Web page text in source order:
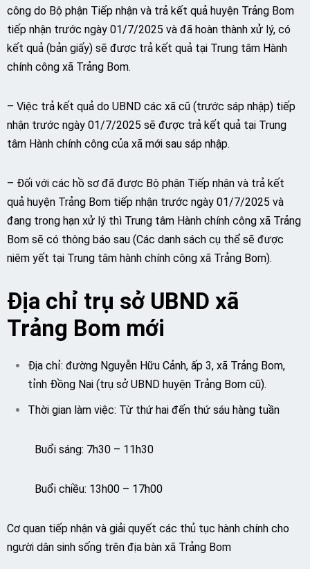
công do Bộ phận Tiếp nhận và trả kết quả huyện Trảng Bom
tiếp nhận trước ngày 01/7/2025 và đã hoàn thành xử lý, có
kết quả (bản giấy) sẽ được trả kết quả tại Trung tâm Hành
chính công xã Trảng Bom.
– Việc trả kết quả do UBND các xã cũ (trước sáp nhập) tiếp
nhận trước ngày 01/7/2025 sẽ được trả kết quả tại Trung
tâm Hành chính công của xã mới sau sáp nhập.
– Đối với các hồ sơ đã được Bộ phận Tiếp nhận và trả kết
quả huyện Trảng Bom tiếp nhận trước ngày 01/7/2025 và
đang trong hạn xử lý thì Trung tâm Hành chính công xã Trảng
Bom sẽ có thông báo sau (Các danh sách cụ thể sẽ được
niêm yết tại Trung tâm hành chính công xã Trảng Bom).
Địa chỉ trụ sở UBND xã
Trảng Bom mới
Địa chỉ: đường Nguyễn Hữu Cảnh, ấp 3, xã Trảng Bom,
tỉnh Đồng Nai (trụ sở UBND huyện Trảng Bom cũ).
Thời gian làm việc: Từ thứ hai đến thứ sáu hàng tuần
Buổi sáng: 7h30 – 11h30
Buổi chiều: 13h00 – 17h00
Cơ quan tiếp nhận và giải quyết các thủ tục hành chính cho
người dân sinh sống trên địa bàn xã Trảng Bom